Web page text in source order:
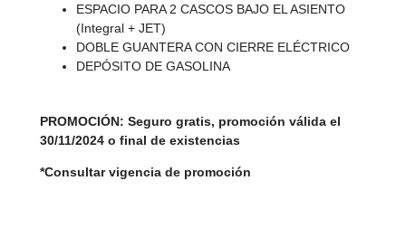
ESPACIO PARA 2 CASCOS BAJO EL ASIENTO
(Integral + JET)
DOBLE GUANTERA CON CIERRE ELÉCTRICO
DEPÓSITO DE GASOLINA
PROMOCIÓN: Seguro gratis, promoción válida el
30/11/2024 o final de existencias
*Consultar vigencia de promoción